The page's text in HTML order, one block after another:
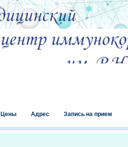
Цены Адрес Запись на прием